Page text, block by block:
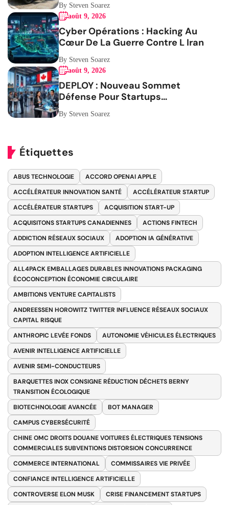
By Steven Soarez
août 9, 2026
Cyber Opérations : Hacking Au
Cœur De La Guerre Contre L Iran
By Steven Soarez
août 9, 2026
DEPLOY : Nouveau Sommet
Défense Pour Startups
Canadiennes
By Steven Soarez
Étiquettes
ABUS TECHNOLOGIE
ACCORD OPENAI APPLE
ACCÉLÉRATEUR INNOVATION SANTÉ
ACCÉLÉRATEUR STARTUP
ACCÉLÉRATEUR STARTUPS
ACQUISITION START-UP
ACQUISITONS STARTUPS CANADIENNES
ACTIONS FINTECH
ADDICTION RÉSEAUX SOCIAUX
ADOPTION IA GÉNÉRATIVE
ADOPTION INTELLIGENCE ARTIFICIELLE
ALL4PACK EMBALLAGES DURABLES INNOVATIONS PACKAGING
ÉCOCONCEPTION ÉCONOMIE CIRCULAIRE
AMBITIONS VENTURE CAPITALISTS
ANDREESSEN HOROWITZ TWITTER INFLUENCE RÉSEAUX SOCIAUX
CAPITAL RISQUE
ANTHROPIC LEVÉE FONDS
AUTONOMIE VÉHICULES ÉLECTRIQUES
AVENIR INTELLIGENCE ARTIFICIELLE
AVENIR SEMI-CONDUCTEURS
BARQUETTES INOX CONSIGNE RÉDUCTION DÉCHETS BERNY
TRANSITION ÉCOLOGIQUE
BIOTECHNOLOGIE AVANCÉE
BOT MANAGER
CAMPUS CYBERSÉCURITÉ
CHINE OMC DROITS DOUANE VOITURES ÉLECTRIQUES TENSIONS
COMMERCIALES SUBVENTIONS DISTORSION CONCURRENCE
COMMERCE INTERNATIONAL
COMMISSAIRES VIE PRIVÉE
CONFIANCE INTELLIGENCE ARTIFICIELLE
CONTROVERSE ELON MUSK
CRISE FINANCEMENT STARTUPS